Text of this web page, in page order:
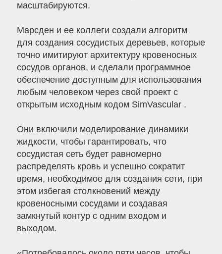
масштабируются.
Марсден и ее коллеги создали алгоритм
для создания сосудистых деревьев, которые
точно имитируют архитектуру кровеносных
сосудов органов, и сделали программное
обеспечение доступным для использования
любым человеком через свой проект с
открытым исходным кодом SimVascular .
Они включили моделирование динамики
жидкости, чтобы гарантировать, что
сосудистая сеть будет равномерно
распределять кровь и успешно сократит
время, необходимое для создания сети, при
этом избегая столкновений между
кровеносными сосудами и создавая
замкнутый контур с одним входом и
выходом.